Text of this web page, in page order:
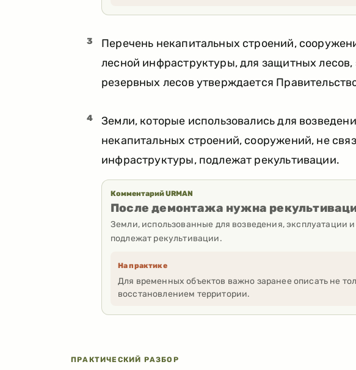
3
Перечень некапитальных строений,
лесной инфраструктуры, для защитных
резервных лесов утверждается
4
Земли, которые использовались для
некапитальных строений, сооружений, не
инфраструктуры, подлежат рекультивации.
Комментарий URMAN
После демонтажа нужна
Земли, использованные для возведения, эксплуатации
подлежат рекультивации.
На практике
Для временных объектов важно заранее описать не
восстановлением территории.
ПРАКТИЧЕСКИЙ РАЗБОР